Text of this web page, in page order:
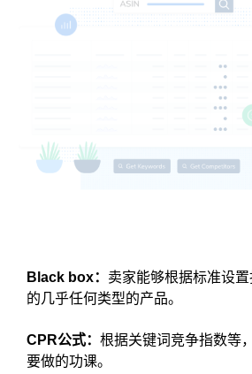
Black box： 卖家能够根据标准设
的几乎任何类型的产品。
CPR公式： 根据关键词竞争指数等
要做的功课。